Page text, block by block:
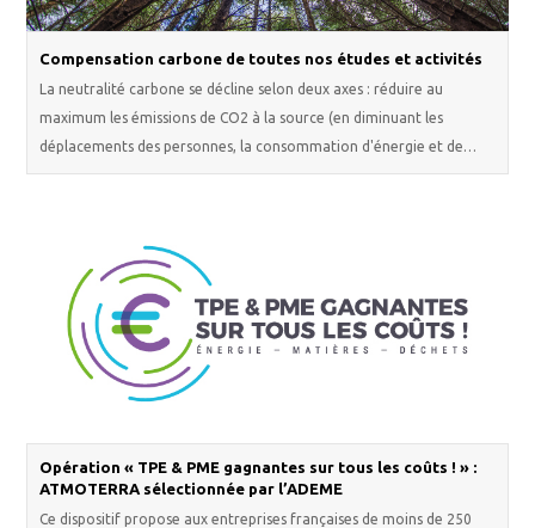
Compensation carbone de toutes nos études et activités
La neutralité carbone se décline selon deux axes : réduire au
maximum les émissions de CO2 à la source (en diminuant les
déplacements des personnes, la consommation d'énergie et de…
Opération « TPE & PME gagnantes sur tous les coûts ! » :
ATMOTERRA sélectionnée par l’ADEME
Ce dispositif propose aux entreprises françaises de moins de 250